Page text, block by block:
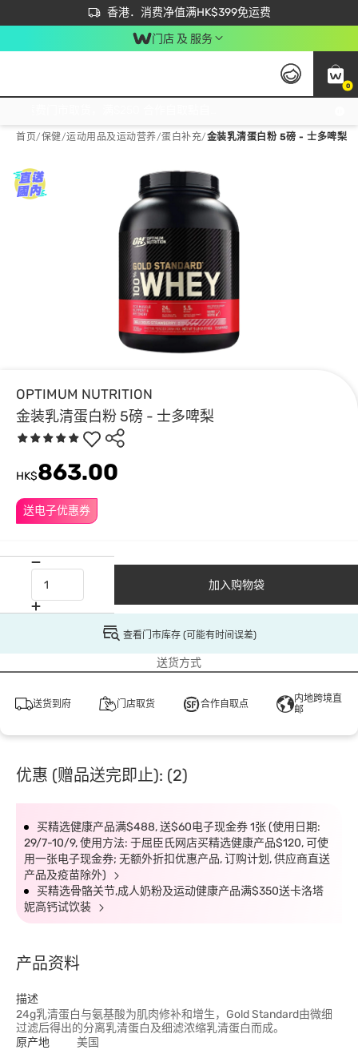
香港．消费净值满HK$399免运费
立即成为易赏钱会员尽享独家优惠
首次APP下单买满$450 输入 NEWAPP 即减$50
门店 及 服务
0
首页/保健/运动用品及运动营养/蛋白补充/金装乳清蛋白粉 5磅 - 士多啤梨
OPTIMUM NUTRITION
金装乳清蛋白粉 5磅 - 士多啤梨
送电子优惠券
HK$863.00
加入购物袋
查看门市库存 (可能有时间误差)
送货方式
送货到府 门店取货 合作自取点
内地跨境直
邮
优惠 (赠品送完即止): (2)
买精选健康产品满$488, 送$60电子现金券 1张 (使用日期:
29/7-10/9, 使用方法: 于屈臣氏网店买精选健康产品$120, 可使
用一张电子现金券; 无额外折扣优惠产品, 订购计划, 供应商直送
产品及疫苗除外)
买精选骨骼关节,成人奶粉及运动健康产品满$350送卡洛塔
妮高钙试饮装
产品资料
描述
24g乳清蛋白与氨基酸为肌肉修补和增生，Gold Standard由微细
过滤后得出的分离乳清蛋白及细滤浓缩乳清蛋白而成。
原产地
美国